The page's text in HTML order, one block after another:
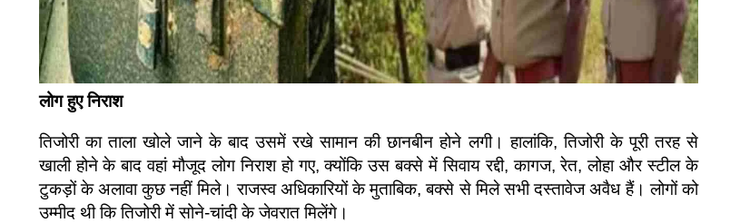
लोग हुए निराश
तिजोरी का ताला खोले जाने के बाद उसमें रखे सामान की छानबीन होने लगी। हालांकि, तिजोरी के पूरी तरह से
खाली होने के बाद वहां मौजूद लोग निराश हो गए, क्योंकि उस बक्से में सिवाय रद्दी, कागज, रेत, लोहा और स्टील के
टुकड़ों के अलावा कुछ नहीं मिले। राजस्व अधिकारियों के मुताबिक, बक्से से मिले सभी दस्तावेज अवैध हैं। लोगों को
उम्मीद थी कि तिजोरी में सोने-चांदी के जेवरात मिलेंगे।